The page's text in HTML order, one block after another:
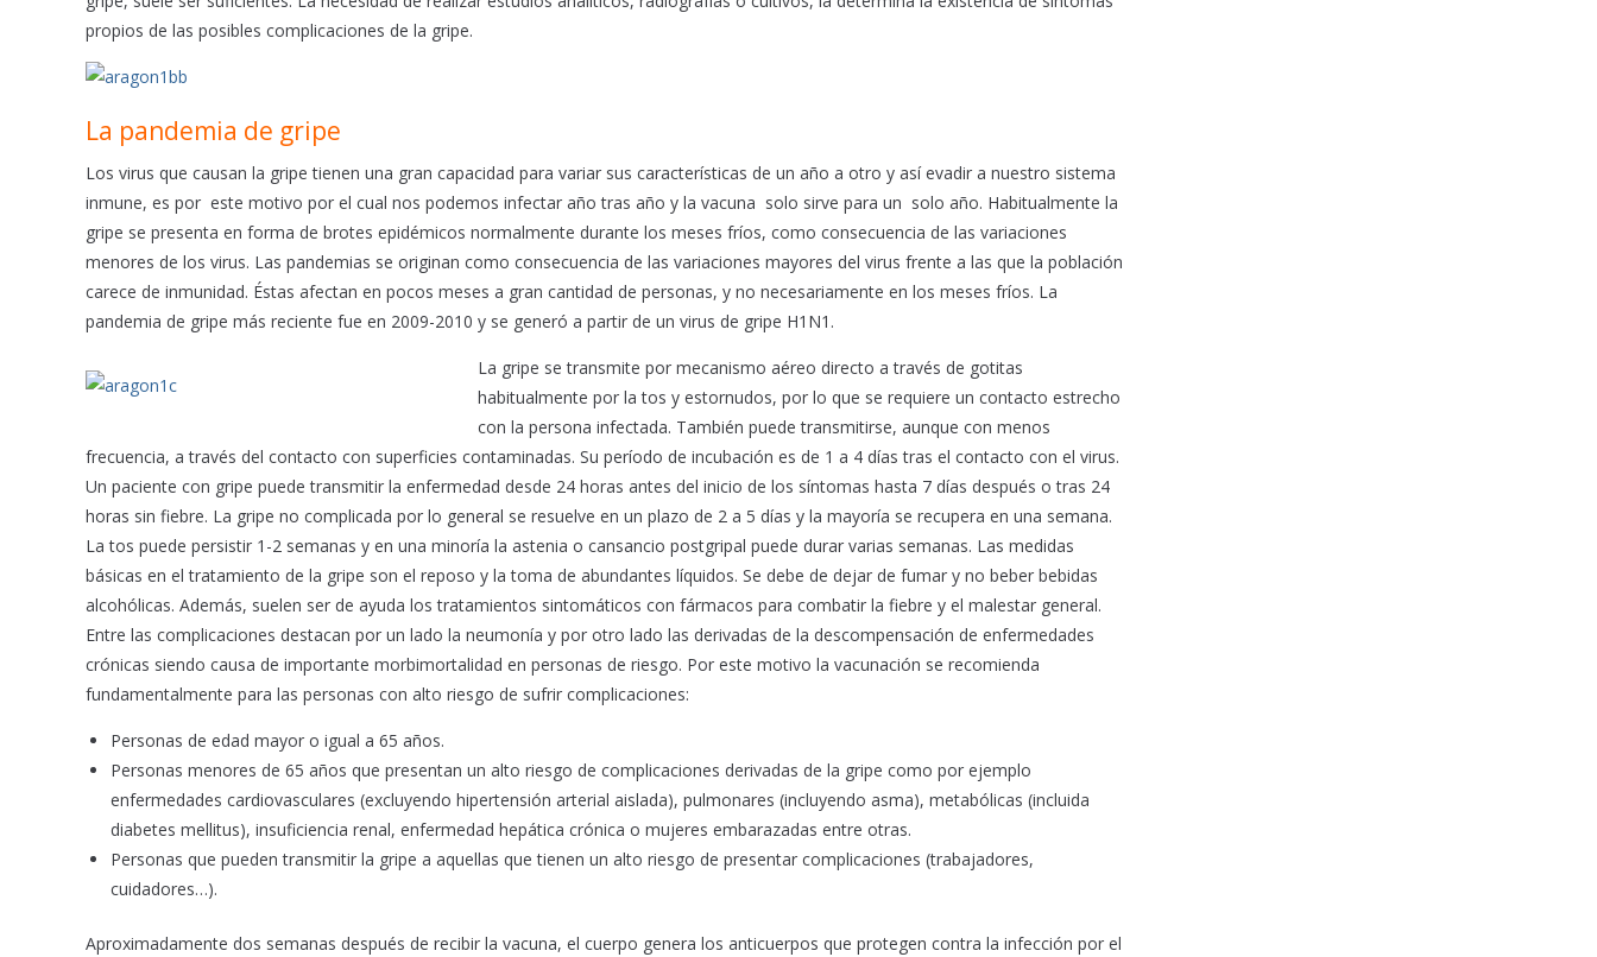
propios de las posibles complicaciones de la gripe.
La pandemia de gripe
Los virus que causan la gripe tienen una gran capacidad para variar sus características de un año a otro y así evadir a nuestro sistema
inmune, es por este motivo por el cual nos podemos infectar año tras año y la vacuna solo sirve para un solo año. Habitualmente la
gripe se presenta en forma de brotes epidémicos normalmente durante los meses fríos, como consecuencia de las variaciones
menores de los virus. Las pandemias se originan como consecuencia de las variaciones mayores del virus frente a las que la población
carece de inmunidad. Éstas afectan en pocos meses a gran cantidad de personas, y no necesariamente en los meses fríos. La
pandemia de gripe más reciente fue en 2009-2010 y se generó a partir de un virus de gripe H1N1.
La gripe se transmite por mecanismo aéreo directo a través de gotitas
habitualmente por la tos y estornudos, por lo que se requiere un contacto estrecho
con la persona infectada. También puede transmitirse, aunque con menos
frecuencia, a través del contacto con superficies contaminadas. Su período de incubación es de 1 a 4 días tras el contacto con el virus.
Un paciente con gripe puede transmitir la enfermedad desde 24 horas antes del inicio de los síntomas hasta 7 días después o tras 24
horas sin fiebre. La gripe no complicada por lo general se resuelve en un plazo de 2 a 5 días y la mayoría se recupera en una semana.
La tos puede persistir 1-2 semanas y en una minoría la astenia o cansancio postgripal puede durar varias semanas. Las medidas
básicas en el tratamiento de la gripe son el reposo y la toma de abundantes líquidos. Se debe de dejar de fumar y no beber bebidas
alcohólicas. Además, suelen ser de ayuda los tratamientos sintomáticos con fármacos para combatir la fiebre y el malestar general.
Entre las complicaciones destacan por un lado la neumonía y por otro lado las derivadas de la descompensación de enfermedades
crónicas siendo causa de importante morbimortalidad en personas de riesgo. Por este motivo la vacunación se recomienda
fundamentalmente para las personas con alto riesgo de sufrir complicaciones:
Personas de edad mayor o igual a 65 años.
Personas menores de 65 años que presentan un alto riesgo de complicaciones derivadas de la gripe como por ejemplo
enfermedades cardiovasculares (excluyendo hipertensión arterial aislada), pulmonares (incluyendo asma), metabólicas (incluida
diabetes mellitus), insuficiencia renal, enfermedad hepática crónica o mujeres embarazadas entre otras.
Personas que pueden transmitir la gripe a aquellas que tienen un alto riesgo de presentar complicaciones (trabajadores,
cuidadores…).
Aproximadamente dos semanas después de recibir la vacuna, el cuerpo genera los anticuerpos que protegen contra la infección por el